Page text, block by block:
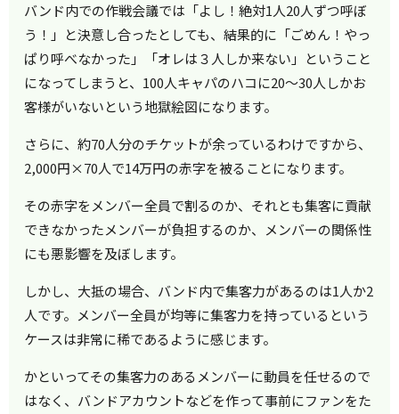
バンド内での作戦会議では「よし！絶対1人20人ずつ呼ぼ
う！」と決意し合ったとしても、結果的に「ごめん！やっ
ぱり呼べなかった」「オレは３人しか来ない」ということ
になってしまうと、100人キャパのハコに20～30人しかお
客様がいないという地獄絵図になります。
さらに、約70人分のチケットが余っているわけですから、
2,000円×70人で14万円の赤字を被ることになります。
その赤字をメンバー全員で割るのか、それとも集客に貢献
できなかったメンバーが負担するのか、メンバーの関係性
にも悪影響を及ぼします。
しかし、大抵の場合、バンド内で集客力があるのは1人か2
人です。メンバー全員が均等に集客力を持っているという
ケースは非常に稀であるように感じます。
かといってその集客力のあるメンバーに動員を任せるので
はなく、バンドアカウントなどを作って事前にファンをた